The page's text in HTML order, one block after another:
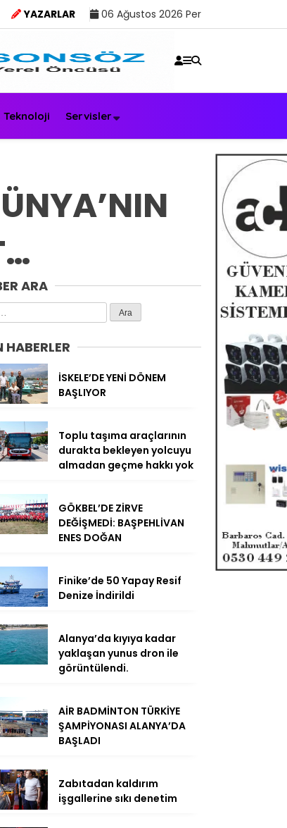
YAZARLAR 06 Ağustos 2026 Per
Teknoloji Servisler
ARA
HABERLER
İSKELE’DE YENİ DÖNEM
BAŞLIYOR
Toplu taşıma araçlarının
durakta bekleyen yolcuyu
almadan geçme hakkı yok
GÖKBEL’DE ZİRVE
DEĞİŞMEDİ: BAŞPEHLİVAN
ENES DOĞAN
Finike’de 50 Yapay Resif
Denize İndirildi
Alanya’da kıyıya kadar
yaklaşan yunus dron ile
görüntülendi.
AİR BADMİNTON TÜRKİYE
ŞAMPİYONASI ALANYA’DA
BAŞLADI
Zabıtadan kaldırım
işgallerine sıkı denetim